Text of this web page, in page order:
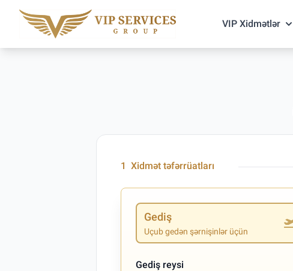
VIP Xidmətlər
1 Xidmət təfərrüatları
Gediş
Uçub gedən şərnişinlər üçün
Gediş reysi